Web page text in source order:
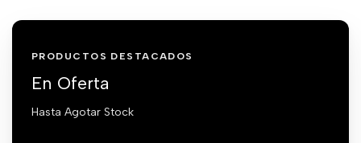
PRODUCTOS DESTACADOS
En Oferta
Hasta Agotar Stock